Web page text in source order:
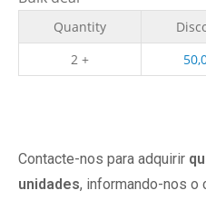
Quantity
2 +
Contacte-nos para adquirir
unidades, informando-nos o